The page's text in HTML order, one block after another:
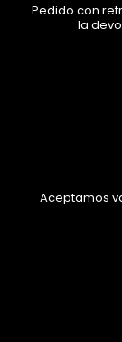
Pedido con
la
Aceptamos